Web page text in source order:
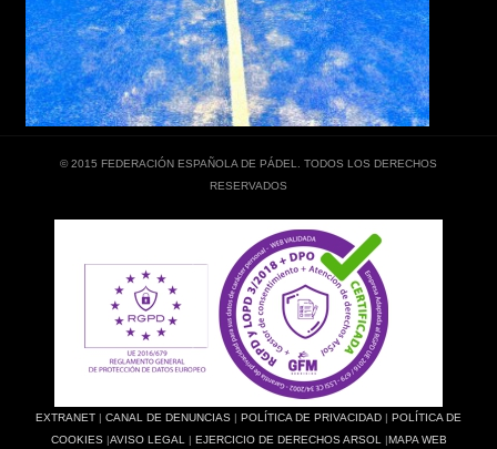
© 2015 FEDERACIÓN ESPAÑOLA DE PÁDEL. TODOS LOS DERECHOS
RESERVADOS
EXTRANET | CANAL DE DENUNCIAS | POLÍTICA DE PRIVACIDAD | POLÍTICA DE
COOKIES|AVISO LEGAL | EJERCICIO DE DERECHOS ARSOL |MAPA WEB